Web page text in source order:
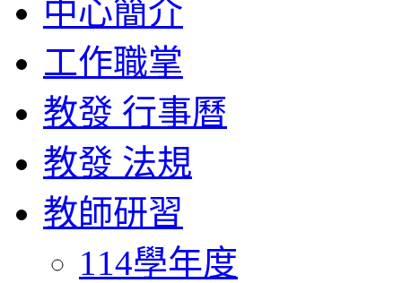
中心簡介
工作職掌
教發 行事曆
教發 法規
教師研習
114學年度